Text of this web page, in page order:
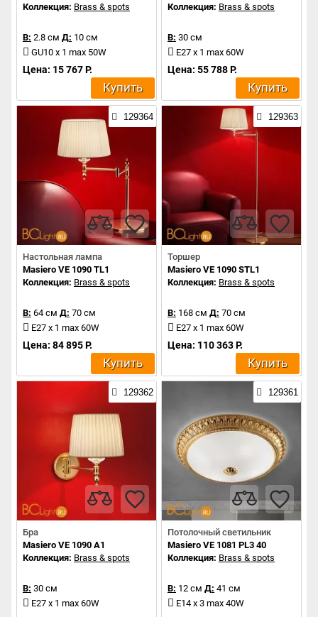
Коллекция: Brass & spots
В: 2.8 см Д: 10 см
GU10 x 1 max 50W
Цена: 15 767 Р.
Купить
Коллекция: Brass & spots
В: 30 см
E27 x 1 max 60W
Цена: 55 788 Р.
Купить
129364
Настольная лампа
Masiero VE 1090 TL1
Коллекция: Brass & spots
В: 64 см Д: 70 см
E27 x 1 max 60W
Цена: 84 895 Р.
Купить
129363
Торшер
Masiero VE 1090 STL1
Коллекция: Brass & spots
В: 168 см Д: 70 см
E27 x 1 max 60W
Цена: 110 363 Р.
Купить
129362
Бра
Masiero VE 1090 A1
Коллекция: Brass & spots
В: 30 см
E27 x 1 max 60W
129361
Потолочный светильник
Masiero VE 1081 PL3 40
Коллекция: Brass & spots
В: 12 см Д: 41 см
E14 x 3 max 40W